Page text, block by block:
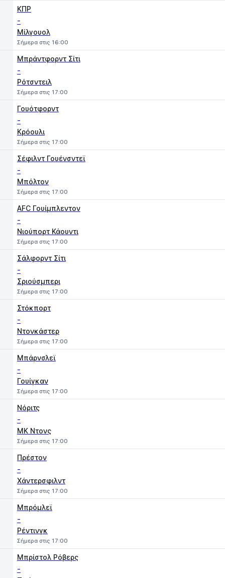
ΚΠΡ
-
Μίλγουολ
Σήμερα στις 16:00
Μπράντφορντ Σίτι
-
Ρότσντειλ
Σήμερα στις 17:00
Γουότφορντ
-
Κρόουλι
Σήμερα στις 17:00
Σέφιλντ Γουένσντεϊ
-
Μπόλτον
Σήμερα στις 17:00
AFC Γουίμπλεντον
-
Νιούπορτ Κάουντι
Σήμερα στις 17:00
Σάλφορντ Σίτι
-
Σριούσμπερι
Σήμερα στις 17:00
Στόκπορτ
-
Ντονκάστερ
Σήμερα στις 17:00
Μπάρνσλεϊ
-
Γουίγκαν
Σήμερα στις 17:00
Νόριτς
-
MK Ντονς
Σήμερα στις 17:00
Πρέστον
-
Χάντερσφιλντ
Σήμερα στις 17:00
Μπρόμλεϊ
-
Ρέντινγκ
Σήμερα στις 17:00
Μπρίστολ Ρόβερς
-